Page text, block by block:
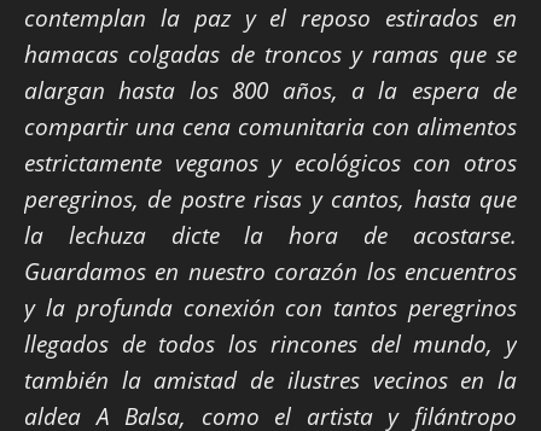
contemplan la paz y el reposo estirados en
hamacas colgadas de troncos y ramas que se
alargan hasta los 800 años, a la espera de
compartir una cena comunitaria con alimentos
estrictamente veganos y ecológicos con otros
peregrinos, de postre risas y cantos, hasta que
la lechuza dicte la hora de acostarse.
Guardamos en nuestro corazón los encuentros
y la profunda conexión con tantos peregrinos
llegados de todos los rincones del mundo, y
también la amistad de ilustres vecinos en la
aldea A Balsa, como el artista y filántropo